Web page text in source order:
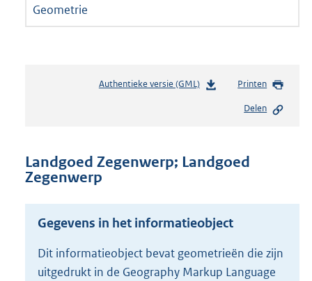
Geometrie
Authentieke versie (GML)b
n
o
t
t
Printen
Delen
Landgoed Zegenwerp; Landgoed
Zegenwerp
Gegevens in het informatieobject
Dit informatieobject bevat geometrieën die zijn
uitgedrukt in de Geography Markup Language